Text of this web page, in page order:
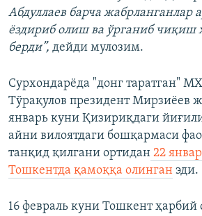
Абдуллаев барча жабрланганлар
ёздириб олиш ва ўрганиб чиқиш
берди”, дейди мулозим.
Сурхондарëда "донг таратган"
Тўрақулов президент Мирзиëев
январь куни Қизириқдаги
айни вилоятдаги бошқармаси
танқид қилгани ортидан 22
Тошкентда қамоққа олинган эди.
16 февраль куни Тошкент ҳарбий